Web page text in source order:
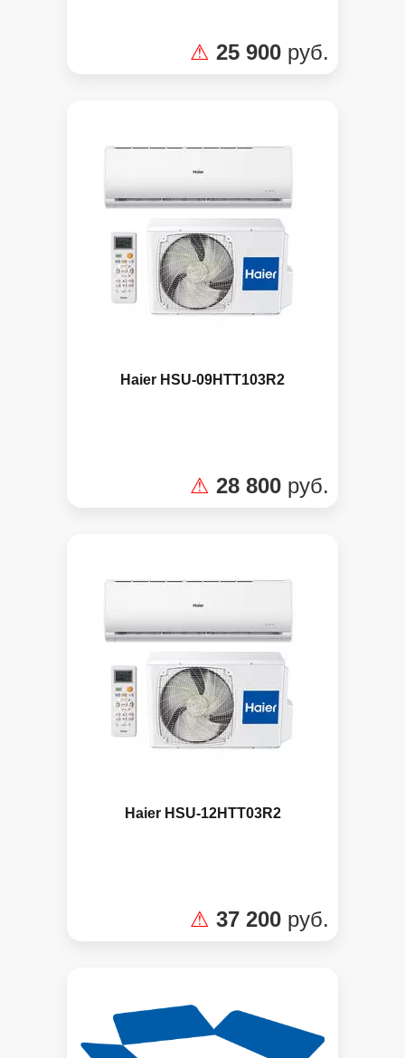
⚠ 25 900 руб.
Haier HSU-09HTT103R2
⚠ 28 800 руб.
Haier HSU-12HTT03R2
⚠ 37 200 руб.